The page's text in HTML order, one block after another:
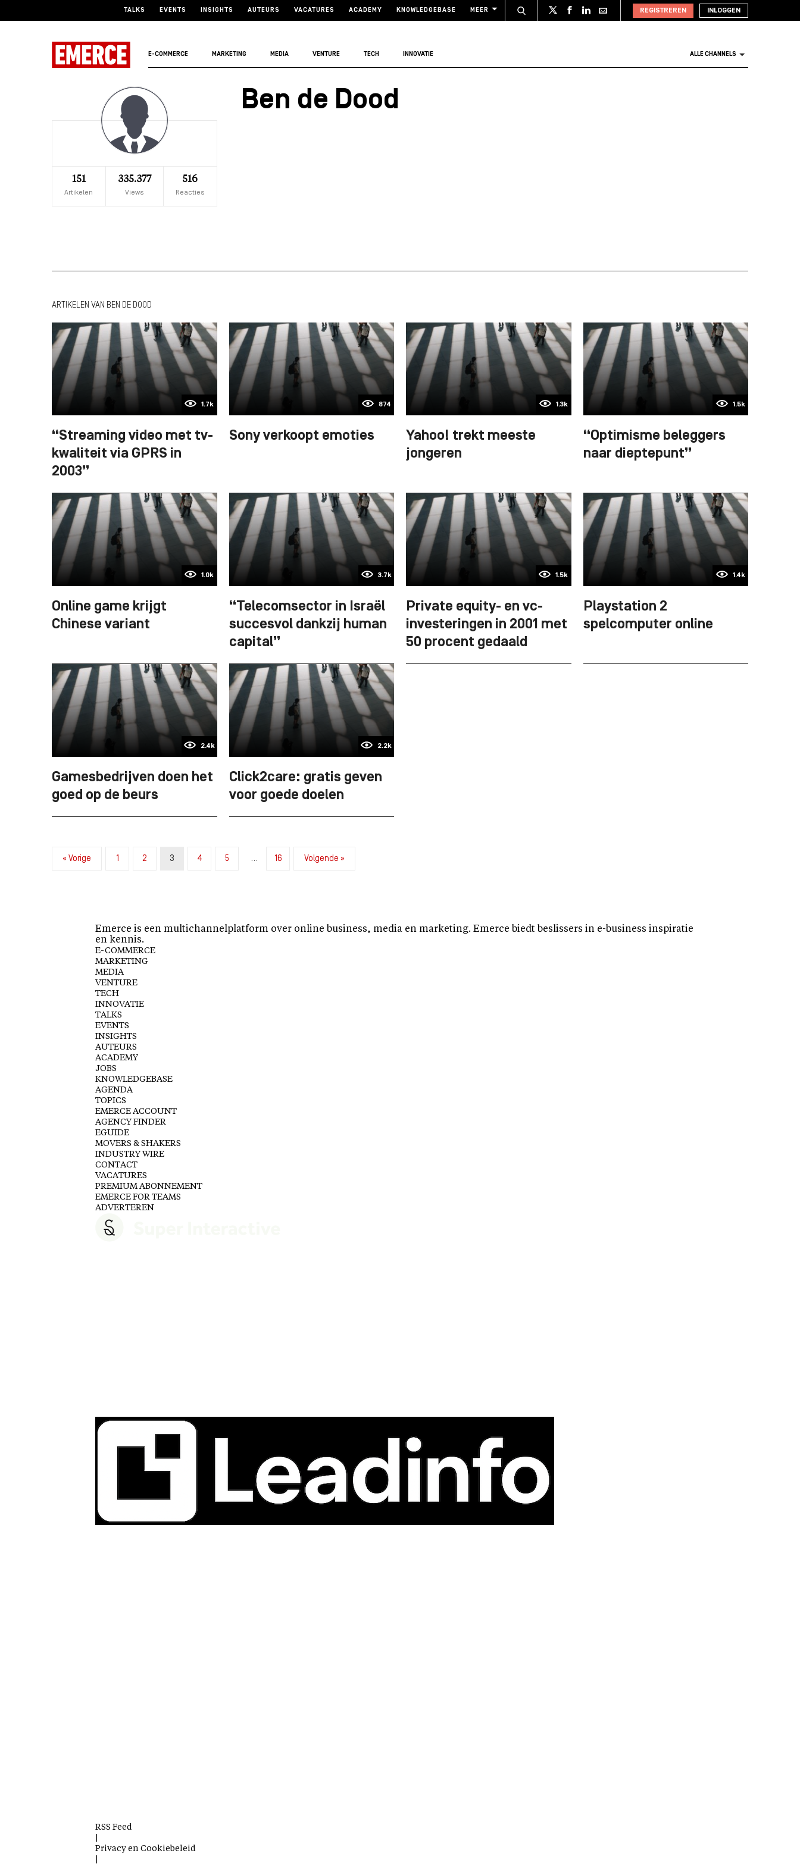
TALKS EVENTS INSIGHTS AUTEURS VACATURES ACADEMY KNOWLEDGEBASE MEER REGISTREREN INLOGGEN
E-COMMERCE MARKETING MEDIA VENTURE TECH INNOVATIE ALLE CHANNELS
151
Artikelen
335.377
Views
516
Reacties
Ben de Dood
ARTIKELEN VAN BEN DE DOOD
1.7k
“Streaming video met tv-
kwaliteit via GPRS in
2003”
874
Sony verkoopt emoties
1.3k
Yahoo! trekt meeste
jongeren
1.5k
“Optimisme beleggers
naar dieptepunt”
1.0k
Online game krijgt
Chinese variant
3.7k
“Telecomsector in Israël
succesvol dankzij human
capital”
1.5k
Private equity- en vc-
investeringen in 2001 met
50 procent gedaald
1.4k
Playstation 2
spelcomputer online
2.4k
Gamesbedrijven doen het
goed op de beurs
2.2k
Click2care: gratis geven
voor goede doelen
« Vorige 1 2 3 4 5 … 16 Volgende »
Emerce is een multichannelplatform over online business, media en marketing. Emerce biedt beslissers in e-business inspiratie
en kennis.
E-COMMERCE
MARKETING
MEDIA
VENTURE
TECH
INNOVATIE
TALKS
EVENTS
INSIGHTS
AUTEURS
ACADEMY
JOBS
KNOWLEDGEBASE
AGENDA
TOPICS
EMERCE ACCOUNT
AGENCY FINDER
EGUIDE
MOVERS & SHAKERS
INDUSTRY WIRE
CONTACT
VACATURES
PREMIUM ABONNEMENT
EMERCE FOR TEAMS
ADVERTEREN
RSS Feed
Privacy en Cookiebeleid